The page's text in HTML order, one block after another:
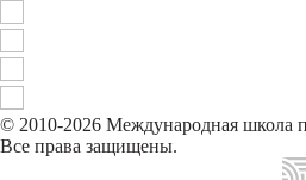
© 2010-2026 Международная школа
Все права защищены.